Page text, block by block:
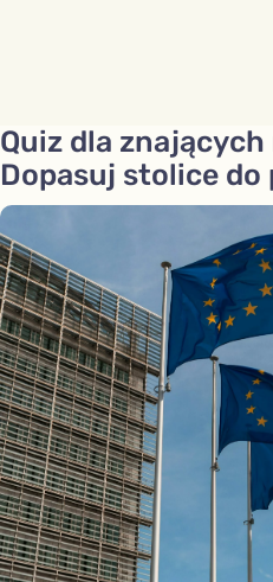
Quiz dla znających
Dopasuj stolice do